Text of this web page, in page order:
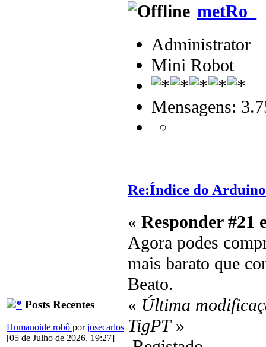
Posts Recentes
Humanoide robô porjosecarlos
[05 de Julho de 2026, 19:27]
metRo_
Administrator
Mini Robot
Mensagens:
Re:Índice do Arduino
« Responder #21
Agora podes
mais barato que
Beato.
« Última
TigPT»